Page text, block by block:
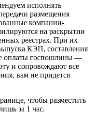
исполнять
размещения
компании-
на раскрытии
реестрах. При их
КЭП, составления
оплаты госпошлины —
и сопровождают все
вам не придется
чтобы разместить
за 1 час.